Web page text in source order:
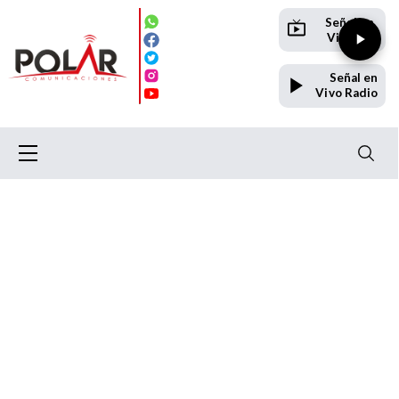
Señal en
Vivo TV
Señal en
Vivo Radio